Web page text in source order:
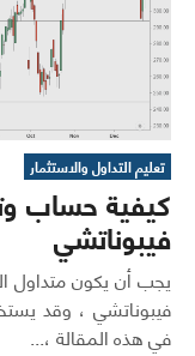
تعليم التداول والاستثمار
كيفية حساب
فيبوناتشي
يجب أن يكون متداول
فيبوناتشي ، وقد
في هذه المقالة ،...